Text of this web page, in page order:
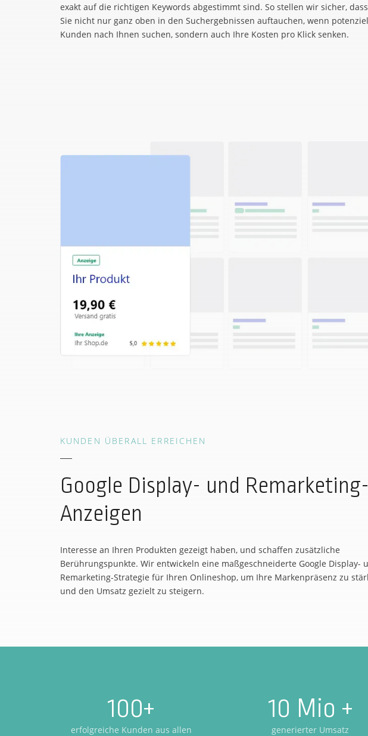
exakt auf die richtigen Keywords abgestimmt sind. So stellen wir sicher, dass
Sie nicht nur ganz oben in den Suchergebnissen auftauchen, wenn
Kunden nach Ihnen suchen, sondern auch Ihre Kosten pro Klick senken.
KUNDEN ÜBERALL ERREICHEN
Google Display- und Remarketing-
Anzeigen
Interesse an Ihren Produkten gezeigt haben, und schaffen zusätzliche
Berührungspunkte. Wir entwickeln eine maßgeschneiderte Google Display-
Remarketing-Strategie für Ihren Onlineshop, um Ihre Markenpräsenz zu
und den Umsatz gezielt zu steigern.
100+
erfolgreiche Kunden aus allen
10 Mio +
generierter Umsatz